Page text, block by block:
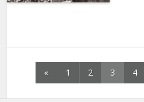
« 1 2 3 4